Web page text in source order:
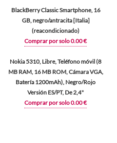
BlackBerry Classic Smartphone, 16
GB, negro/antracita [Italia]
(reacondicionado)
Comprar por solo 0.00 €
Nokia 5310, Libre, Teléfono móvil (8
MB RAM, 16 MB ROM, Cámara VGA,
Batería 1200mAh), Negro/Rojo
Versión ES/PT, De 2,4"
Comprar por solo 0.00 €